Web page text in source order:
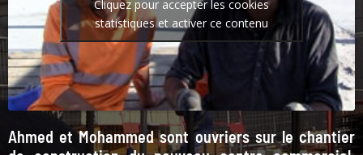
Cliquez pour accepter les cookies
statistiques et activer ce contenu
Ahmed et Mohammed sont ouvriers sur le chantier